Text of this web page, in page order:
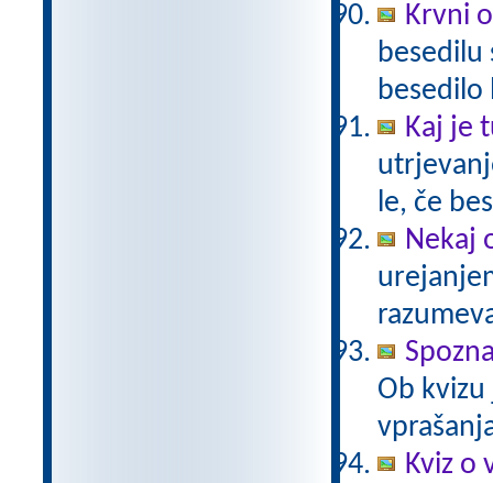
Krvni
besedilu
besedilo
Kaj je
le, če
Nekaj
Ob
Kviz o